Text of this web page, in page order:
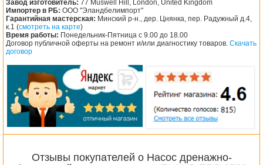
Завод изготовитель: 77 Muswell Hill, London, United Kingdom
Импортер в РБ: ООО "Эландбелимпорт"
Гарантийная мастерская: Минский р-н., дер. Цнянка, пер. Радужный д.4,
к.1 (смотреть на карте)
Время работы: Понедельник-Пятница с 9.00 до 18.00
Договор публичной оферты на ремонт и/или диагностику товаров. Скачать
договор
Отзывы покупателей о Насос дренажно-